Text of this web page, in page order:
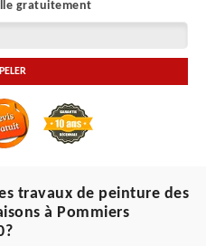
gratuitement
travaux de peinture des
à Pommiers